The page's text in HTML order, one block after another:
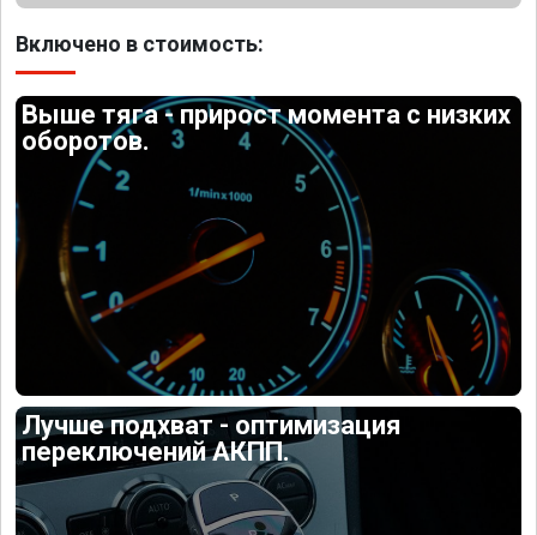
Включено в стоимость:
Выше тяга - прирост момента с низких
оборотов.
Лучше подхват - оптимизация
переключений АКПП.